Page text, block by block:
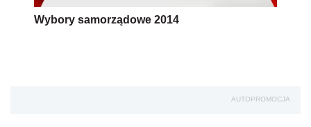
Wybory samorządowe 2014
AUTOPROMOCJA